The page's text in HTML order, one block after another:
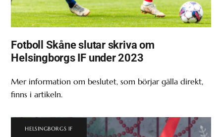
Fotboll Skåne slutar skriva om
Helsingborgs IF under 2023
Mer information om beslutet, som börjar gälla direkt,
finns i artikeln.
HELSINGBORGS IF